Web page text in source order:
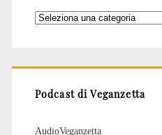
Categorie
Podcast di Veganzetta
AudioVeganzetta